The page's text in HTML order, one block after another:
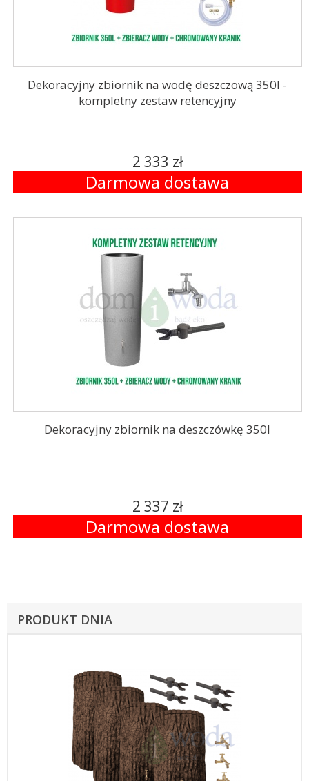
PRODUKT DNIA
Dekoracyjny zbiornik na wodę deszczową 350l -
kompletny zestaw retencyjny
2 333 zł
Darmowa dostawa
Dekoracyjny zbiornik na deszczówkę 350l
2 337 zł
Darmowa dostawa